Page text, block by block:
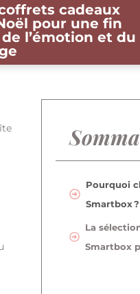
cadeaux
pour une fin
l’émotion et du
Pourquoi
Smartbox ?
La
Smartbox